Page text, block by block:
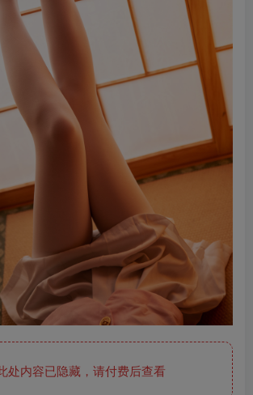
内容已隐藏，请付费后查看